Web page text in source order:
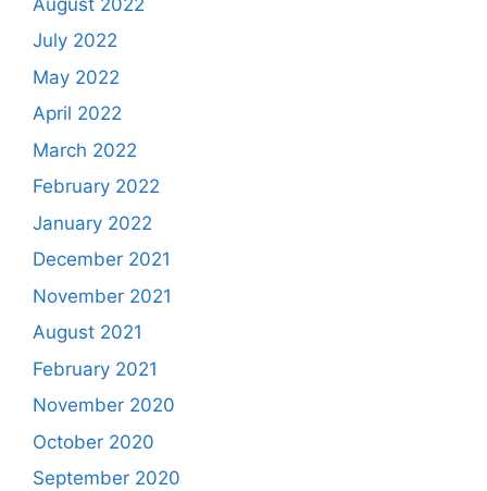
July 2022
May 2022
April 2022
March 2022
February 2022
January 2022
December 2021
November 2021
August 2021
February 2021
November 2020
October 2020
September 2020